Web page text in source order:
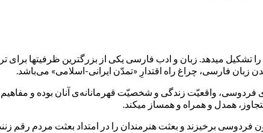
تشکیل میدهد. زبان و ادب فارسی یکی از بزرگترین ظرفیتها برای
فارسی، چراغ راه اقتدارِ «تمدّن ایرانی-اسلامی» می‌باشد.
واقعیّت زندگی و شخصیّت قهرمانانه‌ی آنان بوده و
همدل و همراه و همساز میکند.
برخیزند و بعثت هنرمندان را در امتداد بعثت مردم رقم زنند؛